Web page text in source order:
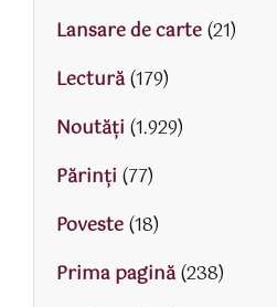
Lansare de carte(21)
Lectură(179)
Noutăți (1.929)
Părinţi (77)
Poveste(18)
Prima pagină(238)